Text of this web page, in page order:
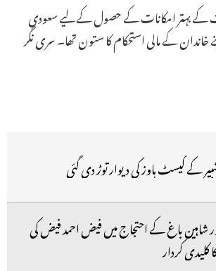
کے بہتر امکانات کے حصول کے لیے سعودی
کے مالی استحکام کا ستون تھا۔ سری نگر
کے گیسٹ ہاوز کی دیوار توڑ دی گئی
اور شاہین باغ کے احتجاج میں فیض احمد فیض کی
کردار